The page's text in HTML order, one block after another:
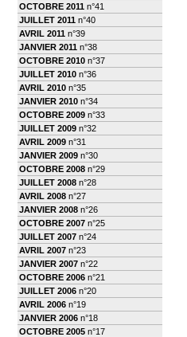
OCTOBRE 2011 n°41
JUILLET 2011 n°40
AVRIL 2011 n°39
JANVIER 2011 n°38
OCTOBRE 2010 n°37
JUILLET 2010 n°36
AVRIL 2010 n°35
JANVIER 2010 n°34
OCTOBRE 2009 n°33
JUILLET 2009 n°32
AVRIL 2009 n°31
JANVIER 2009 n°30
OCTOBRE 2008 n°29
JUILLET 2008 n°28
AVRIL 2008 n°27
JANVIER 2008 n°26
OCTOBRE 2007 n°25
JUILLET 2007 n°24
AVRIL 2007 n°23
JANVIER 2007 n°22
OCTOBRE 2006 n°21
JUILLET 2006 n°20
AVRIL 2006 n°19
JANVIER 2006 n°18
OCTOBRE 2005 n°17